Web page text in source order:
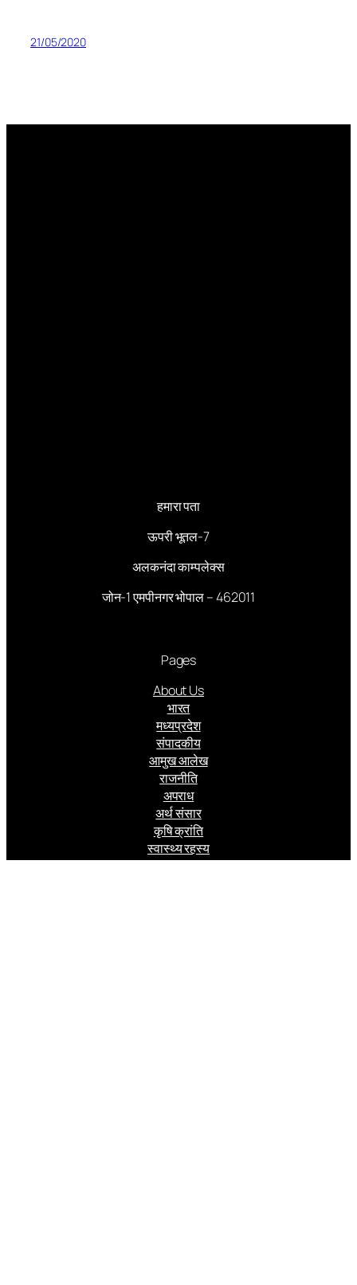
21/05/2020
हमारा पता
ऊपरी भूतल-7
अलकनंदा काम्पलेक्स
जोन-1 एमपीनगर भोपाल – 462011
Pages
About Us
भारत
मध्यप्रदेश
संपादकीय
आमुख आलेख
राजनीति
अपराध
अर्थ संसार
कृषि क्रांति
स्वास्थ्य रहस्य
जासूस बादशाह